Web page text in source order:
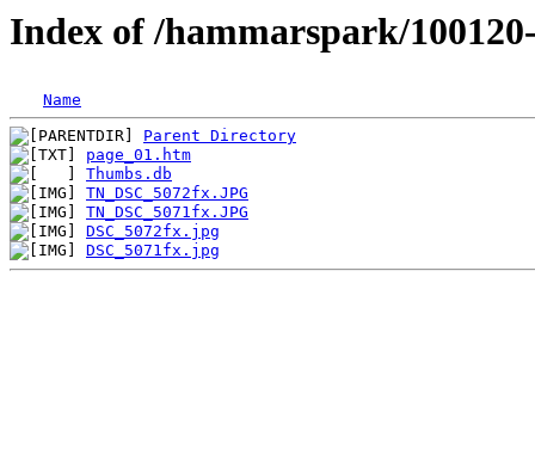
Index of /hammarspark/
Name
Parent Directory
page_01.htm
Thumbs.db
TN_DSC_5072fx.JPG
TN_DSC_5071fx.JPG
DSC_5072fx.jpg
DSC_5071fx.jpg